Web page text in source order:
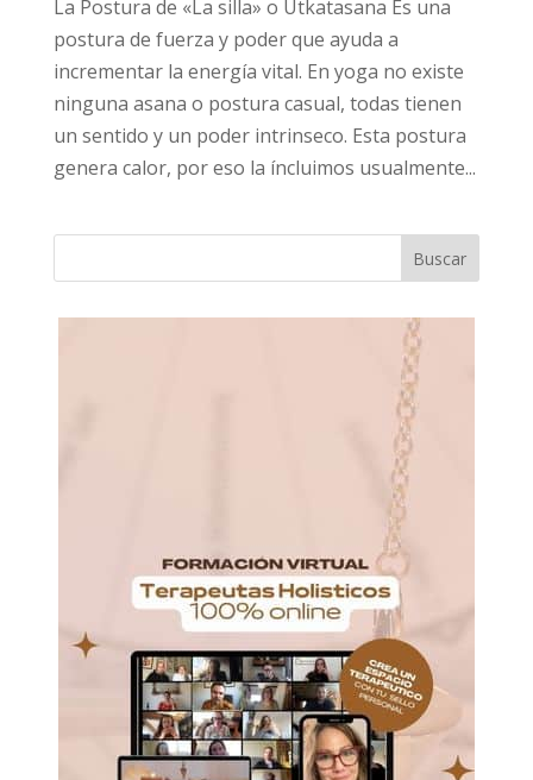
La Postura de «La silla» o Utkatasana Es una
postura de fuerza y poder que ayuda a
incrementar la energía vital. En yoga no existe
ninguna asana o postura casual, todas tienen
un sentido y un poder intrinseco. Esta postura
genera calor, por eso la íncluimos usualmente...